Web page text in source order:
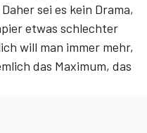
sei es kein Drama,
etwas schlechter
will man immer mehr,
das Maximum, das